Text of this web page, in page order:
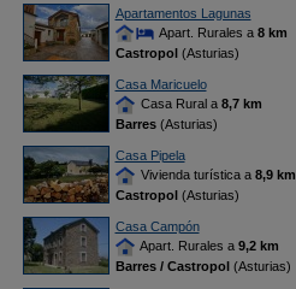
Apartamentos Lagunas
Apart. Rurales a 8 km
Castropol(Asturias)
Casa Maricuelo
Casa Rural a 8,7 km
Barres(Asturias)
Casa Pipela
Vivienda turística a 8,9 km
Castropol(Asturias)
Casa Campón
Apart. Rurales a 9,2 km
Barres / Castropol(Asturias)